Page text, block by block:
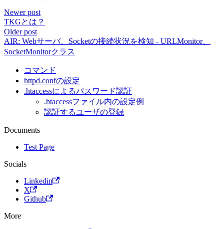
Newer post
TKGとは？
Older post
AIR: Webサーバ、Socketの接続状況を検知 - URLMonitor、
SocketMonitorクラス
コマンド
httpd.confの設定
.htaccessによるパスワード認証
.htaccessファイル内の設定例
認証するユーザの登録
Documents
Test Page
Socials
Linkedin
X
Github
More